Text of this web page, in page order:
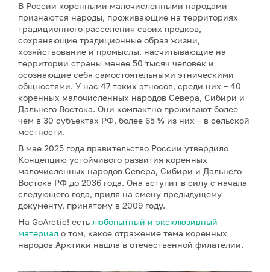
В России коренными малочисленными народами
признаются народы, проживающие на территориях
традиционного расселения своих предков,
сохраняющие традиционные образ жизни,
хозяйствование и промыслы, насчитывающие на
территории страны менее 50 тысяч человек и
осознающие себя самостоятельными этническими
общностями. У нас 47 таких этносов, среди них – 40
коренных малочисленных народов Севера, Сибири и
Дальнего Востока. Они компактно проживают более
чем в 30 субъектах РФ, более 65 % из них – в сельской
местности.
В мае 2025 года правительство России утвердило
Концепцию устойчивого развития коренных
малочисленных народов Севера, Сибири и Дальнего
Востока РФ до 2036 года. Она вступит в силу с начала
следующего года, придя на смену предыдущему
документу, принятому в 2009 году.
На GoArctic! есть любопытный и эксклюзивный
материал о том, какое отражение тема коренных
народов Арктики нашла в отечественной филателии.